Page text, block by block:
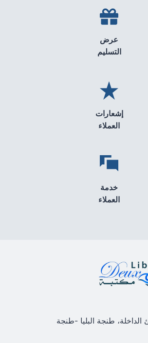
عرض
التسليم
إشعارات
العملاء
خدمة
العملاء